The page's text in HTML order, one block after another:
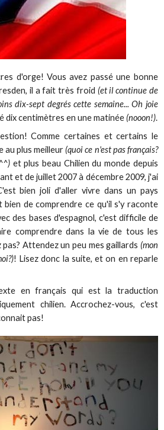
d'orge! Vous avez passé une bonne
il a fait très froid (et il continue de
dix-sept degrés cette semaine... Oh joie
dix centimètres en une matinée (nooon!).
Comme certaines et certains le
au plus meilleur (quoi ce n'est pas français?
et plus beau Chilien du monde depuis
et de juillet 2007 à décembre 2009, j'ai
bien joli d'aller vivre dans un pays
bien de comprendre ce qu'il s'y raconte
des bases d'espagnol, c'est difficile de
comprendre dans la vie de tous les
Attendez un peu mes gaillards (mon
! Lisez donc la suite, et on en reparle
en français qui est la traduction
chilien. Accrochez-vous, c'est
pas!